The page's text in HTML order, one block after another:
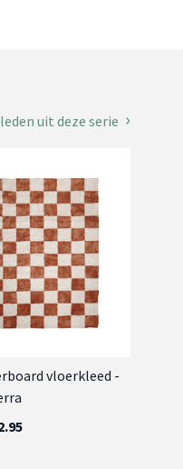
uit deze serie
vloerkleed -